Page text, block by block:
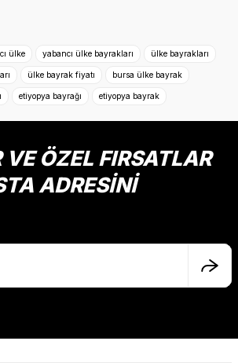
noktaları öneri formunu
için teşekkür ederiz.
bozuk veya görüntülenemiyor.
eksik bilgiler bulunuyor.
bulunuyor.
daha pahalı.
alternatifler olmalı.
ülke yabancı ülke bayrakları ülke bayrakları
ülke bayrak fiyatı bursa ülke bayrak
etiyopya bayrağı etiyopya bayrak
VE ÖZEL FIRSATLAR
ADRESİNİ